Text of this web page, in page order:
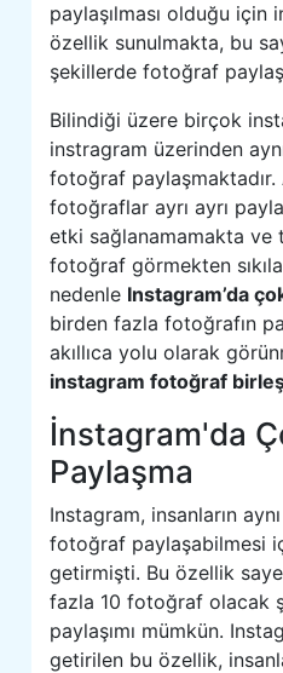
paylaşılması olduğu için
özellik sunulmakta, bu
şekillerde fotoğraf
Bilindiği üzere birçok
instragram üzerinden
fotoğraf paylaşmaktadır.
fotoğraflar ayrı ayrı
etki sağlanamamakta ve
fotoğraf görmekten
nedenle Instagram’da
birden fazla fotoğrafın
akıllıca yolu olarak
instagram fotoğraf
İnstagram'da
Paylaşma
Instagram, insanların
fotoğraf paylaşabilmesi
getirmişti. Bu özellik
fazla 10 fotoğraf olacak
paylaşımı mümkün.
getirilen bu özellik,